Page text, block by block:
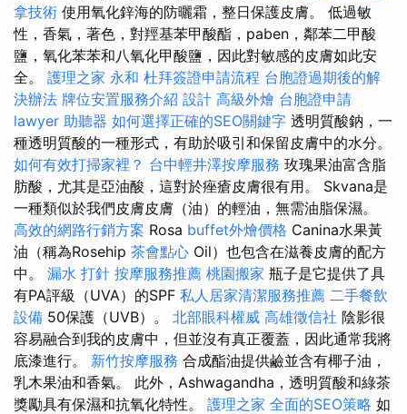
拿技術 使用氧化鋅海的防曬霜，整日保護皮膚。 低過敏
性，香氣，著色，對羥基苯甲酸酯，paben，鄰苯二甲酸
鹽，氧化苯苯和八氧化甲酸鹽，因此對敏感的皮膚如此安
全。 護理之家 永和 杜拜簽證申請流程 台胞證過期後的解
決辦法 牌位安置服務介紹 設計 高級外燴 台胞證申請
lawyer 助聽器 如何選擇正確的SEO關鍵字 透明質酸鈉，一
種透明質酸的一種形式，有助於吸引和保留皮膚中的水分。
如何有效打掃家裡？ 台中輕井澤按摩服務 玫瑰果油富含脂
肪酸，尤其是亞油酸，這對於痤瘡皮膚很有用。 Skvana是
一種類似於我們皮膚皮膚（油）的輕油，無需油脂保濕。
高效的網路行銷方案 Rosa buffet外燴價格 Canina水果黃
油（稱為Rosehip 茶會點心 Oil）也包含在滋養皮膚的配方
中。 漏水 打針 按摩服務推薦 桃園搬家 瓶子是它提供了具
有PA評級（UVA）的SPF 私人居家清潔服務推薦 二手餐飲
設備 50保護（UVB）。 北部眼科權威 高雄徵信社 陰影很
容易融合到我的皮膚中，但並沒有真正覆蓋，因此通常我將
底漆進行。 新竹按摩服務 合成酯油提供鹼並含有椰子油，
乳木果油和香氣。 此外，Ashwagandha，透明質酸和綠茶
獎勵具有保濕和抗氧化特性。 護理之家 全面的SEO策略 如